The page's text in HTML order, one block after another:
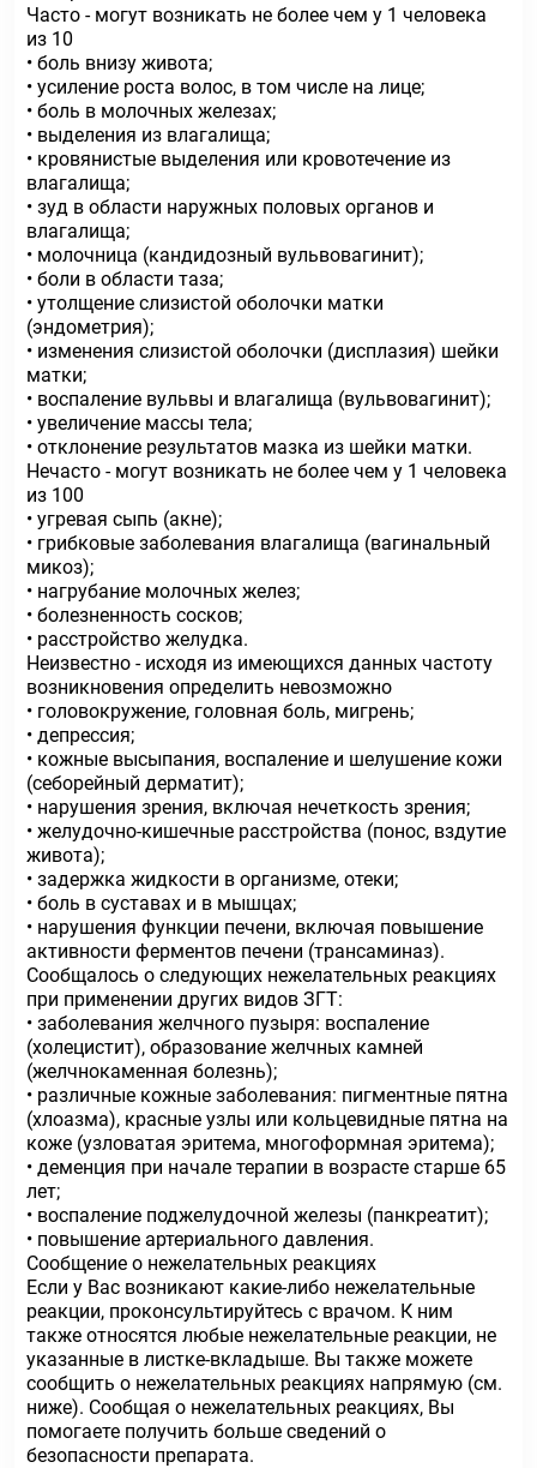
Часто - могут возникать не более чем у 1 человека
из 10
• боль внизу живота;
• усиление роста волос, в том числе на лице;
• боль в молочных железах;
• выделения из влагалища;
• кровянистые выделения или кровотечение из
влагалища;
• зуд в области наружных половых органов и
влагалища;
• молочница (кандидозный вульвовагинит);
• боли в области таза;
• утолщение слизистой оболочки матки
(эндометрия);
• изменения слизистой оболочки (дисплазия) шейки
матки;
• воспаление вульвы и влагалища (вульвовагинит);
• увеличение массы тела;
• отклонение результатов мазка из шейки матки.
Нечасто - могут возникать не более чем у 1 человека
из 100
• угревая сыпь (акне);
• грибковые заболевания влагалища (вагинальный
микоз);
• нагрубание молочных желез;
• болезненность сосков;
• расстройство желудка.
Неизвестно - исходя из имеющихся данных частоту
возникновения определить невозможно
• головокружение, головная боль, мигрень;
• депрессия;
• кожные высыпания, воспаление и шелушение кожи
(себорейный дерматит);
• нарушения зрения, включая нечеткость зрения;
• желудочно-кишечные расстройства (понос, вздутие
живота);
• задержка жидкости в организме, отеки;
• боль в суставах и в мышцах;
• нарушения функции печени, включая повышение
активности ферментов печени (трансаминаз).
Сообщалось о следующих нежелательных реакциях
при применении других видов ЗГТ:
• заболевания желчного пузыря: воспаление
(холецистит), образование желчных камней
(желчнокаменная болезнь);
• различные кожные заболевания: пигментные пятна
(хлоазма), красные узлы или кольцевидные пятна на
коже (узловатая эритема, многоформная эритема);
• деменция при начале терапии в возрасте старше 65
лет;
• воспаление поджелудочной железы (панкреатит);
• повышение артериального давления.
Сообщение о нежелательных реакциях
Если у Вас возникают какие-либо нежелательные
реакции, проконсультируйтесь с врачом. К ним
также относятся любые нежелательные реакции, не
указанные в листке-вкладыше. Вы также можете
сообщить о нежелательных реакциях напрямую (см.
ниже). Сообщая о нежелательных реакциях, Вы
помогаете получить больше сведений о
безопасности препарата.